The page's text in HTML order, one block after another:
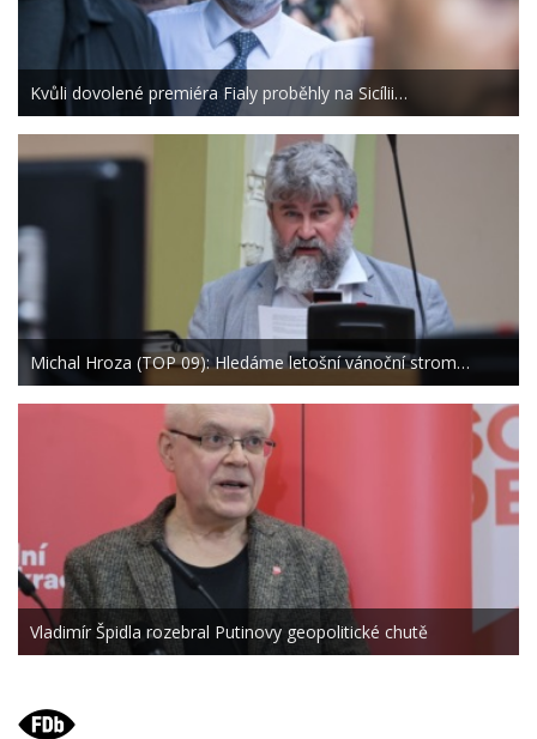
Kvůli dovolené premiéra Fialy proběhly na Sicílii…
Michal Hroza (TOP 09): Hledáme letošní vánoční strom…
Vladimír Špidla rozebral Putinovy geopolitické chutě